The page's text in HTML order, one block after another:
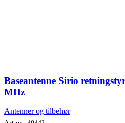
Baseantenne Sirio
MHz
Antenner og tilbehør